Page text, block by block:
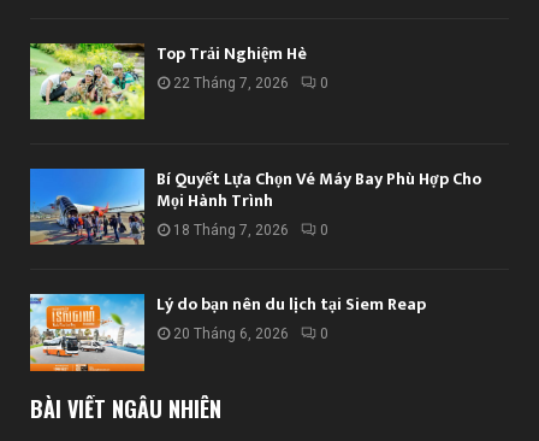
Top Trải Nghiệm Hè
22 Tháng 7, 2026 0
Bí Quyết Lựa Chọn Vé Máy Bay Phù Hợp Cho
Mọi Hành Trình
18 Tháng 7, 2026 0
Lý do bạn nên du lịch tại Siem Reap
20 Tháng 6, 2026 0
BÀI VIẾT NGẪU NHIÊN